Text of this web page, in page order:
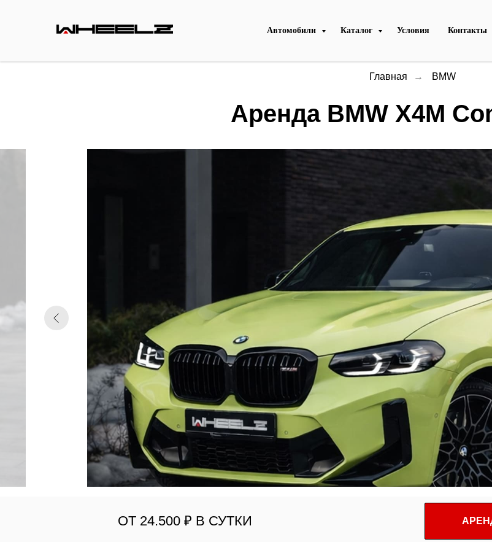
Автомобили Каталог Условия Контакты
Главная → BMW
Аренда BМW X4M
ОТ 24.500 ₽ В СУТКИ